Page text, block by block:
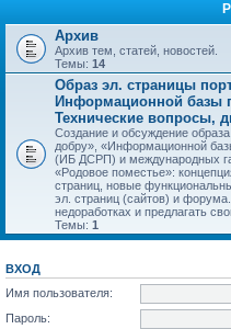
Архив
Архив тем, статей, новостей.
Темы: 14
Образ эл. страницы
Информационной базы
Технические вопросы,
Создание и обсуждение
добру», «Информационной
(ИБ ДСРП) и международных
«Родовое поместье»:
страниц, новые
эл. страниц (сайтов) и
недоработках и предлагать
Темы: 1
ВХОД
Имя пользователя:
Пароль: